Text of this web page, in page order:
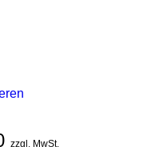
zzgl. MwSt.